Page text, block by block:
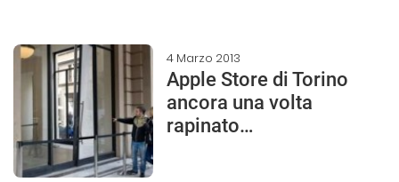
4 Marzo 2013
Apple Store di Torino
ancora una volta
rapinato…